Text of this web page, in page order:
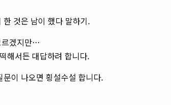
것은 남이 했다 말하기.
르겠지만…
해서든 대답하려 합니다.
이 나오면 횡설수설 합니다.